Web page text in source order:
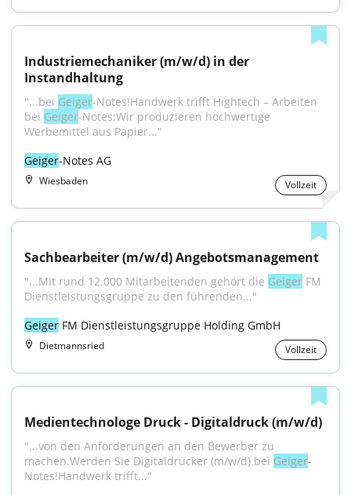
Industriemechaniker (m/w/d) in der
Instandhaltung
"...bei Geiger-Notes!Handwerk trifft Hightech – Arbeiten
bei Geiger-Notes:Wir produzieren hochwertige
Werbemittel aus Papier..."
Geiger-Notes AG
Wiesbaden Vollzeit
Sachbearbeiter (m/w/d) Angebotsmanagement
"...Mit rund 12.000 Mitarbeitenden gehört die Geiger FM
Dienstleistungsgruppe zu den führenden..."
Geiger FM Dienstleistungsgruppe Holding GmbH
Dietmannsried Vollzeit
Medientechnologe Druck - Digitaldruck (m/w/d)
"...von den Anforderungen an den Bewerber zu
machen.Werden Sie Digitaldrucker (m/w/d) bei Geiger-
Notes!Handwerk trifft..."